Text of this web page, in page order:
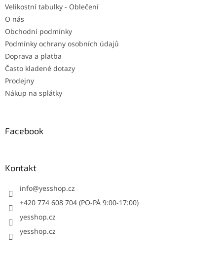
Velikostní tabulky - Oblečení
O nás
Obchodní podmínky
Podmínky ochrany osobních údajů
Doprava a platba
Často kladené dotazy
Prodejny
Nákup na splátky
Facebook
Kontakt
info@yesshop.cz
+420 774 608 704 (PO-PÁ 9:00-17:00)
yesshop.cz
yesshop.cz